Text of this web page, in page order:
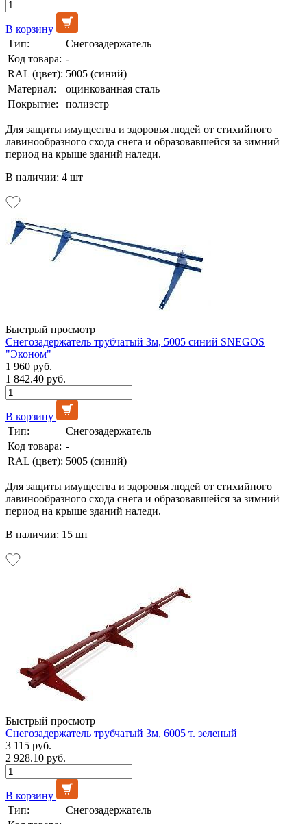
В корзину
Тип:
Снегозадержатель
Код товара: -
RAL (цвет): 5005 (синий)
Материал:
оцинкованная сталь
Покрытие:
полиэстр
Для защиты имущества и здоровья людей от стихийного
лавинообразного схода снега и образовавшейся за зимний
период на крыше зданий наледи.
В наличии: 4 шт
Быстрый просмотр
Снегозадержатель трубчатый 3м, 5005 синий SNEGOS
"Эконом"
1 960 руб.
1 842.40 руб.
В корзину
Тип:
Снегозадержатель
Код товара: -
RAL (цвет): 5005 (синий)
Для защиты имущества и здоровья людей от стихийного
лавинообразного схода снега и образовавшейся за зимний
период на крыше зданий наледи.
В наличии: 15 шт
Быстрый просмотр
Снегозадержатель трубчатый 3м, 6005 т. зеленый
3 115 руб.
2 928.10 руб.
В корзину
Тип:
Снегозадержатель